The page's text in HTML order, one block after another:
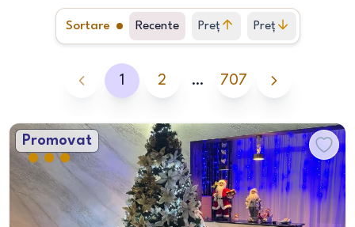
Sortare Recente Preț
crescător
Preț
descrescător
1 2 … 707
Promovat